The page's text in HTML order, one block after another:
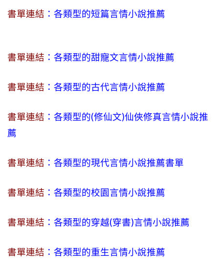
書單連結 ：各類型的短篇言情小說推薦
書單連結 ：各類型的甜寵文言情小說推薦
書單連結 ：各類型的古代言情小說推薦
書單連結 ：各類型的(修仙文)仙俠修真言情小說推
薦
書單連結 ：各類型的現代言情小說推薦書單
書單連結 ：各類型的校園言情小說推薦
書單連結 ：各類型的穿越(穿書)言情小說推薦
書單連結 ：各類型的重生言情小說推薦